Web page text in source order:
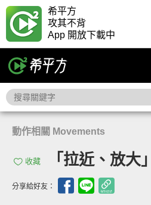
希平方
攻其不背
App 開放下載中
動作相關 Movements
收藏 「拉近、放
分享給好友：